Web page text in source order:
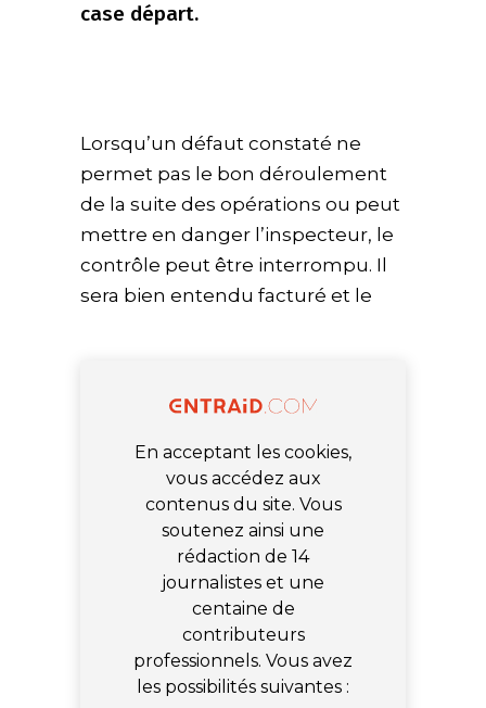
case départ.
Lorsqu’un défaut constaté ne
permet pas le bon déroulement
de la suite des opérations ou peut
mettre en danger l’inspecteur, le
contrôle peut être interrompu. Il
sera bien entendu facturé et le
En acceptant les cookies,
vous accédez aux
contenus du site. Vous
soutenez ainsi une
rédaction de 14
journalistes et une
centaine de
contributeurs
professionnels. Vous avez
les possibilités suivantes :